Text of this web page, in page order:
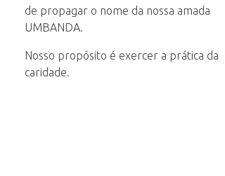
de propagar o nome da nossa amada
UMBANDA.
Nosso propósito é exercer a prática da
caridade.